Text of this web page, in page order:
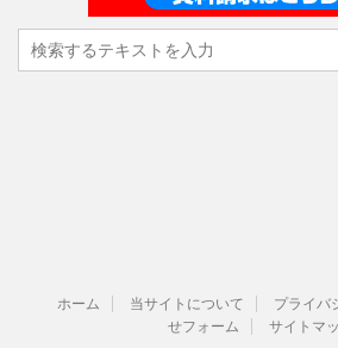
ホーム 当サイトについて プライバ
せフォーム
サイトマ